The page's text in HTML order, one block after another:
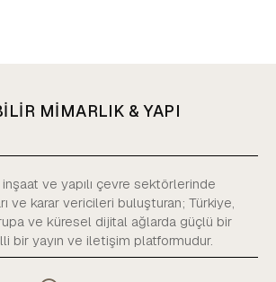
MİMARLIK & YAPI
inşaat ve yapılı çevre sektörlerinde
ve karar vericileri buluşturan; Türkiye,
ve küresel dijital ağlarda güçlü bir
bir yayın ve iletişim platformudur.